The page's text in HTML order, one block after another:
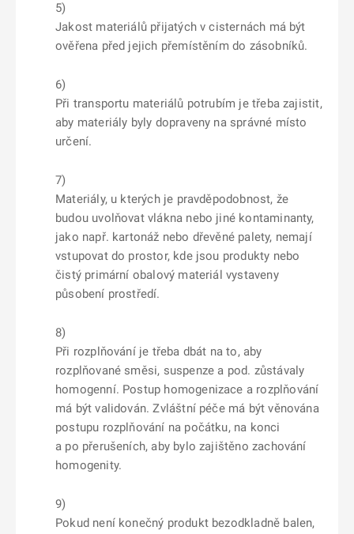
5)
Jakost materiálů přijatých v cisternách má být
ověřena před jejich přemístěním do zásobníků.
6)
Při transportu materiálů potrubím je třeba zajistit,
aby materiály byly dopraveny na správné místo
určení.
7)
Materiály, u kterých je pravděpodobnost, že
budou uvolňovat vlákna nebo jiné kontaminanty,
jako např. kartonáž nebo dřevěné palety, nemají
vstupovat do prostor, kde jsou produkty nebo
čistý primární obalový materiál vystaveny
působení prostředí.
8)
Při rozplňování je třeba dbát na to, aby
rozplňované směsi, suspenze a pod. zůstávaly
homogenní. Postup homogenizace a rozplňování
má být validován. Zvláštní péče má být věnována
postupu rozplňování na počátku, na konci
a po přerušeních, aby bylo zajištěno zachování
homogenity.
9)
Pokud není konečný produkt bezodkladně balen,